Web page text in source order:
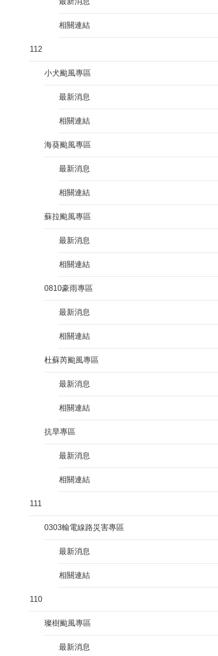
相關連結
112
小犬颱風專區
最新消息
相關連結
海葵颱風專區
最新消息
相關連結
蘇拉颱風專區
最新消息
相關連結
0810豪雨專區
最新消息
相關連結
杜蘇芮颱風專區
最新消息
相關連結
抗旱專區
最新消息
相關連結
111
0303輸電線路災害專區
最新消息
相關連結
110
璨樹颱風專區
最新消息